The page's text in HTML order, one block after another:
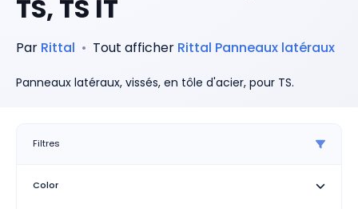
TS, TS IT
Par Rittal • Tout afficher Rittal Panneaux latéraux
Panneaux latéraux, vissés, en tôle d'acier, pour TS.
Filtres
Color